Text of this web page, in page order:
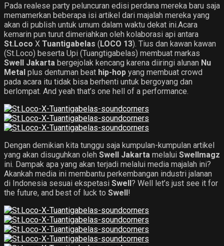
Pada realese party peluncuran edisi perdana mereka baru saja
memamerkan beberapa isi artikel dari majalah mereka yang
akan di publish untuk umum dalam waktu dekat ini.Acara
kemarin pun turut dimeriahkan oleh kolaborasi api antara
St.Loco X Tuantigabelas (LOCO 13). Tius dan kawan kawan
(St.Loco) beserta Upi (Tuangtigabelas) membuat markas
Swell Jakarta bergejolak kencang karena diiringi alunan Nu
Metal plus dentuman beat hip-hop yang membuat crowd
pada acara itu tidak bisa berhenti untuk bergoyang dan
berlompat. And yeah that’s one hell of a performance.
Dengan demikian kita tunggu saja kumpulan-kumpulan artikel
yang akan disuguhkan oleh Swell Jakarta melalui Swellmagz
ini. Dampak apa yang akan terjadi melalui media majalah ini?
Akankah media ini membantu perkembangan industri jalanan
di Indonesia sesuai ekspetasi Swell? Well let’s just see it for
the future, and best of luck to Swell!